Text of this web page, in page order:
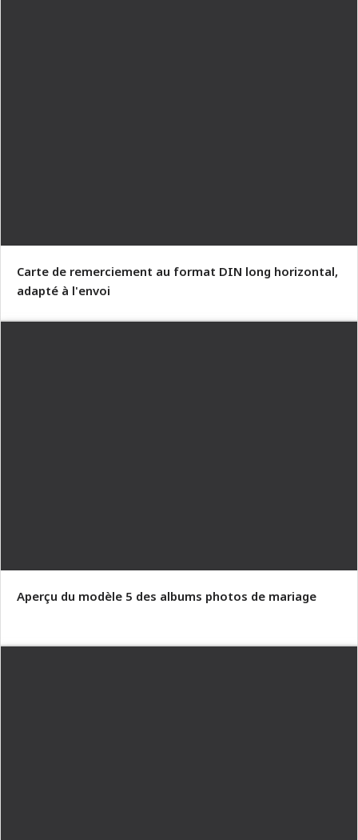
Carte de remerciement au format DIN long horizontal,
adapté à l'envoi
Aperçu du modèle 5 des albums photos de mariage